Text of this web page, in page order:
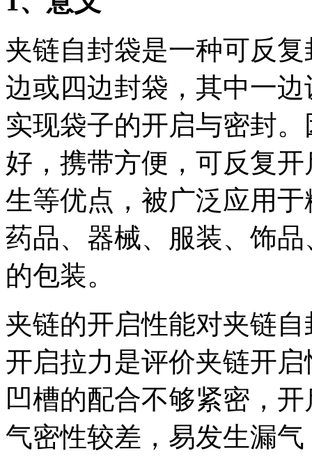
夹链自封袋是一种可反
边或四边封袋，其中一
实现袋子的开启与密封
好，携带方便，可反复
生等优点，被广泛应用
药品、器械、服装、饰
的包装。
夹链的开启性能对夹链
开启拉力是评价夹链开
凹槽的配合不够紧密，
气密性较差，易发生漏